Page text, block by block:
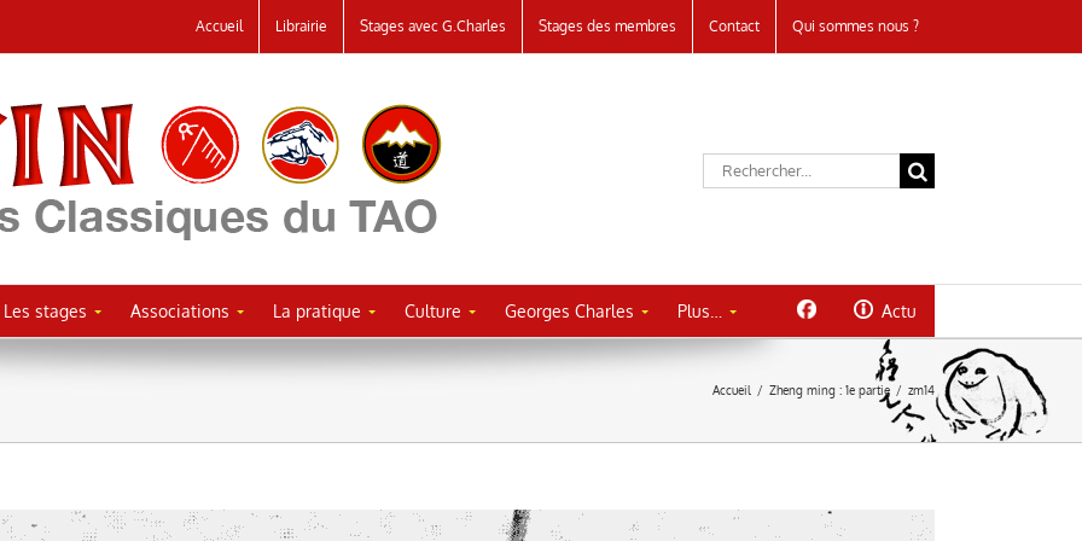
Accueil Librairie Stages avec G.Charles Stages des membres Contact Qui sommes nous ?
Rechercher:
Les stages Associations La pratique Culture Georges Charles Plus… Actu
Accueil / Zheng ming : 1e partie / zm14